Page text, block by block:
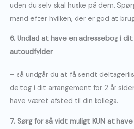
uden du selv skal huske på dem.
mand efter hvilken, der er god at
6. Undlad at have en adressebog i
autoudfylder
– så undgår du at få sendt
deltog i dit arrangement for 2 år
have været afsted til din kollega.
7. Sørg for så vidt muligt KUN at